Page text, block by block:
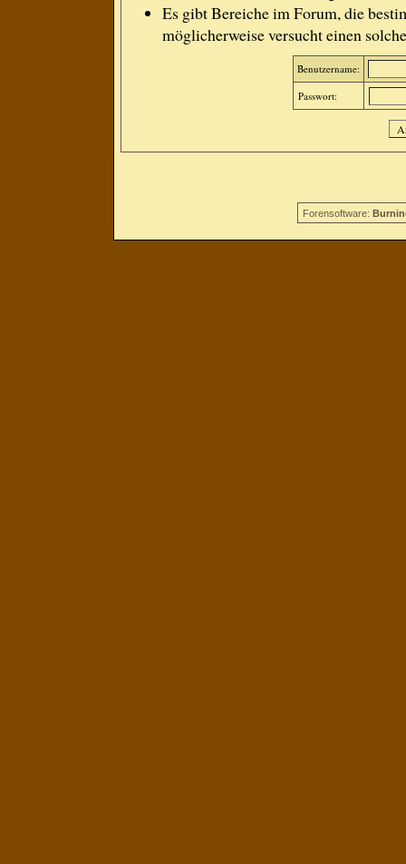
Es gibt Bereiche im Forum, die
möglicherweise versucht einen
Benutzername:
Passwort:
Forensoftware: